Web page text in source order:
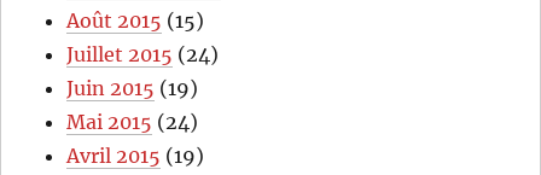
Août 2015 (15)
Juillet 2015 (24)
Juin 2015 (19)
Mai 2015 (24)
Avril 2015 (19)